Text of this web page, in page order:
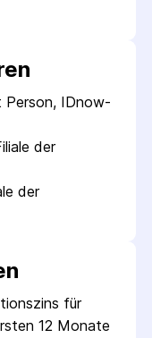
Person, IDnow-
der
der
für
12 Monate